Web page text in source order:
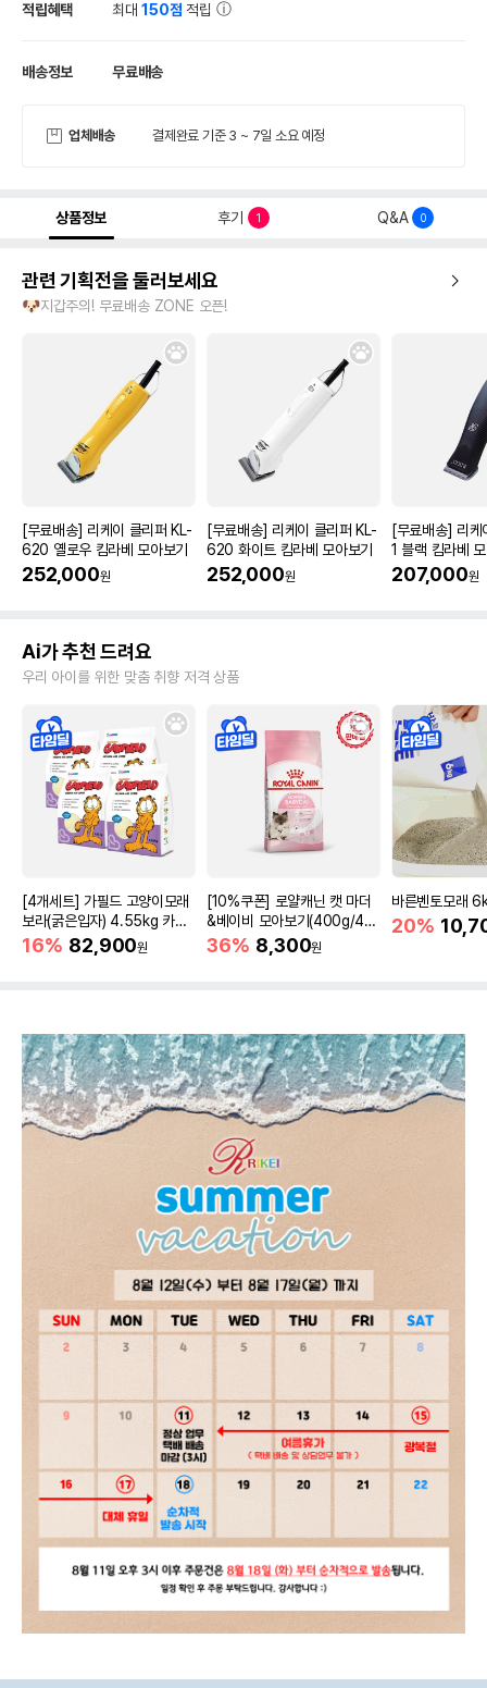
적립혜택 최대150점 적립
배송정보 무료배송
업체배송 결제완료 기준 3 ~ 7일 소요 예정
상품정보 후기 1 Q&A 0
관련 기획전을 둘러보세요
🐶지갑주의! 무료배송 ZONE 오픈!
[무료배송] 리케이 클리퍼 KL-
620 옐로우 킴라베 모아보기
252,000원
[무료배송] 리케이 클리퍼 KL-
620 화이트 킴라베 모아보기
252,000원
[무료배송] 리
1 블랙 킴라베
207,000원
Ai가 추천 드려요
우리 아이를 위한 맞춤 취향 저격 상품
[4개세트] 가필드 고양이모래
보라(굵은입자) 4.55kg 카사
바모래
16% 82,900원
[10%쿠폰] 로얄캐닌 캣 마더
&베이비 모아보기(400g/4/1
0kg)
36% 8,300원
바른벤토모래
20%